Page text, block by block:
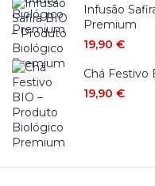
Infusão
Premium
19,90 €
Chá
19,90 €